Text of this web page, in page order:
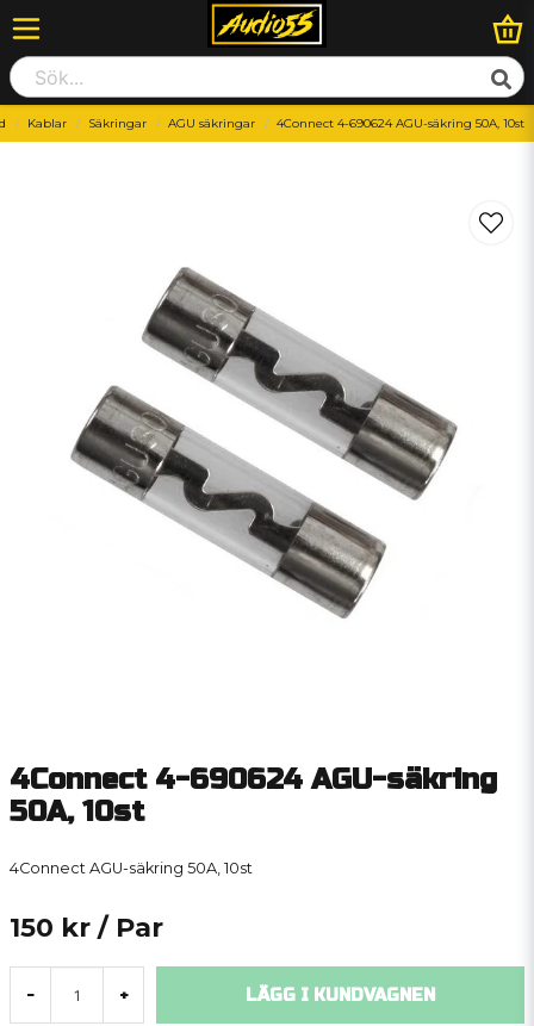
Kablar Säkringar AGU säkringar 4Connect 4-690624 AGU-säkring 50A, 10st
4Connect 4-690624 AGU-säkring
50A, 10st
4Connect AGU-säkring 50A, 10st
150 kr / Par
- + LÄGG I KUNDVAGNEN